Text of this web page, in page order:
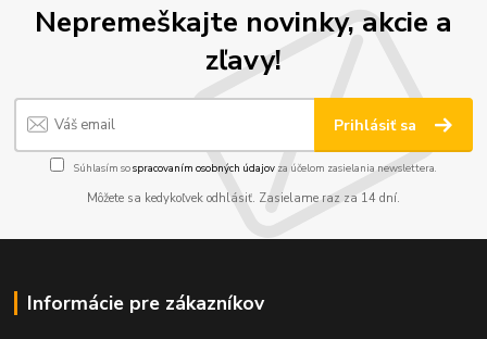
Nepremeškajte novinky, akcie a
zľavy!
Prihlásiť sa
Súhlasím sospracovaním osobných údajov za účelom zasielania newslettera.
Môžete sa kedykoľvek odhlásiť. Zasielame raz za 14 dní.
Informácie pre zákazníkov